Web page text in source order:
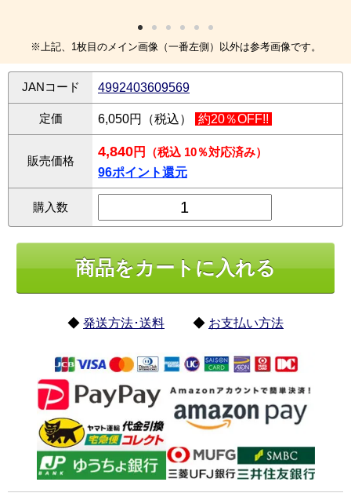
※上記、1枚目のメイン画像（一番左側）以外は参考画像です。
JANコード 4992403609569
定価 6,050円（税込） 約20％OFF!!
販売価格
4,840円
（税込 10％対応済み）
96ポイント還元
購入数
◆ 発送方法･送料 ◆ お支払い方法